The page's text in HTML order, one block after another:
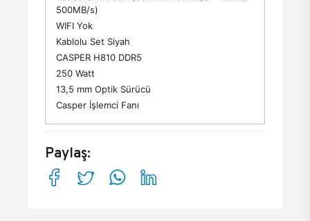
500MB/s)
WIFI Yok
Kablolu Set Siyah
CASPER H810 DDR5
250 Watt
13,5 mm Optik Sürücü
Casper İşlemci Fanı
Paylaş: